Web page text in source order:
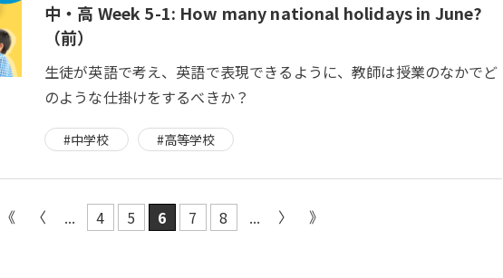
中・高 Week 5-1: How many national holidays in June?
（前）
生徒が英語で考え、英語で表現できるように、教師は授業のなかでど
のような仕掛けをするべきか？
#中学校 #高等学校
... 4 5 6 7 8 ...